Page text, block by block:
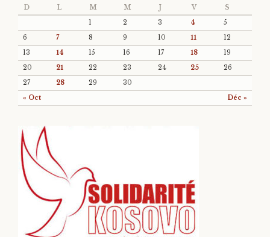
D L M M J V S
« Oct Déc »
1 2 3 4
5
6
7 8 9 10 11
12
13
14 15 16 17 18
19
20
21 22 23 24 25
26
27
28 29 30